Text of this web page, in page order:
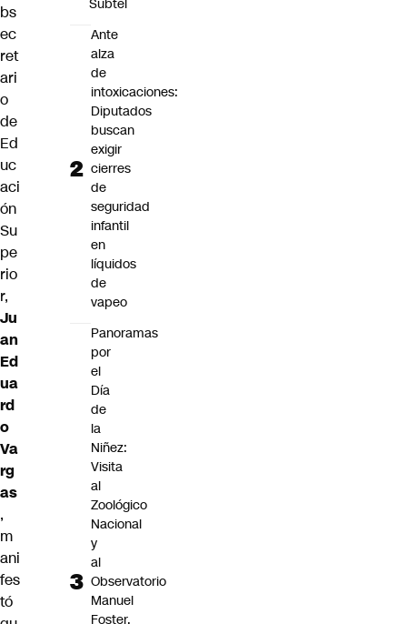
bs
ec
ret
ari
o
de
Ed
uc
aci
ón
Su
pe
rio
r,
Ju
an
Ed
ua
rd
o
Va
rg
as
,
m
ani
fes
tó
Subtel
Ante
alza
de
intoxicaciones:
Diputados
buscan
exigir
cierres
de
seguridad
infantil
en
líquidos
de
vapeo
Panoramas
por
el
Día
de
la
Niñez:
Visita
al
Zoológico
Nacional
y
al
Observatorio
Manuel
Foster,